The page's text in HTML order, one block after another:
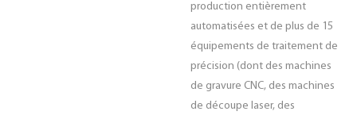
production entièrement
automatisées et de plus de 15
équipements de traitement de
précision (dont des machines
de gravure CNC, des machines
de découpe laser, des